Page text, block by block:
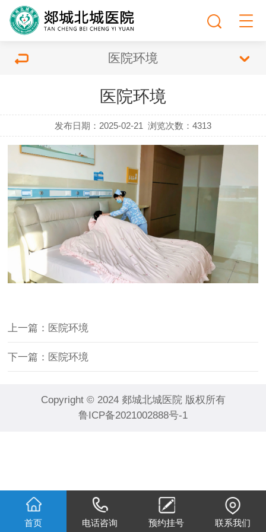
医院环境
医院环境
发布日期：2025-02-21 浏览次数：4313
上一篇：医院环境
下一篇：医院环境
Copyright © 2024 郯城北城医院 版权所有
鲁ICP备2021002888号-1
首页 电话咨询 预约挂号 联系我们